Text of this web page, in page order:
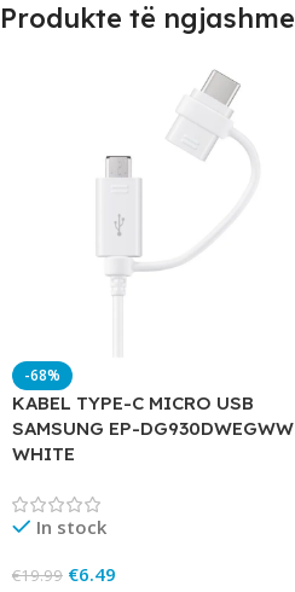
Produkte të ngjashme
-68%
KABEL TYPE-C MICRO USB
SAMSUNG EP-DG930DWEGWW
WHITE
In stock
€19.99 €6.49